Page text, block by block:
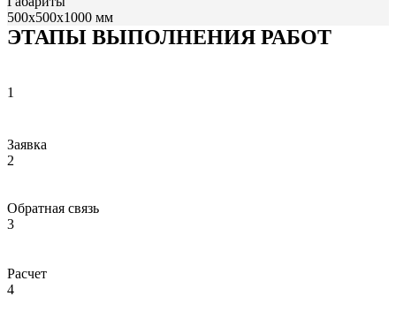
500x500x1000 мм
ЭТАПЫ ВЫПОЛНЕНИЯ РАБОТ
1
Заявка
2
Обратная связь
3
Расчет
4